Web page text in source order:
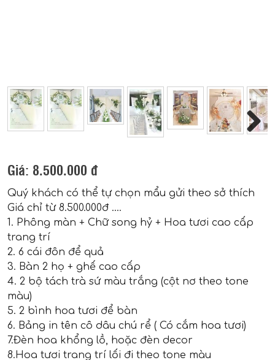
Giá: 8.500.000 đ
Quý khách có thể tự chọn mẩu gửi theo sở thích
Giá chỉ từ 8.500.000đ ....
1. Phông màn + Chữ song hỷ + Hoa tươi cao cấp
trang trí
2. 6 cái đôn để quả
3. Bàn 2 họ + ghế cao cấp
4. 2 bộ tách trà sứ màu trắng (cột nơ theo tone
màu)
5. 2 bình hoa tươi để bàn
6. Bảng in tên cô dâu chú rể ( Có cắm hoa tươi)
7.Đèn hoa khổng lồ, hoặc đèn decor
8.Hoa tươi trang trí lối đi theo tone màu